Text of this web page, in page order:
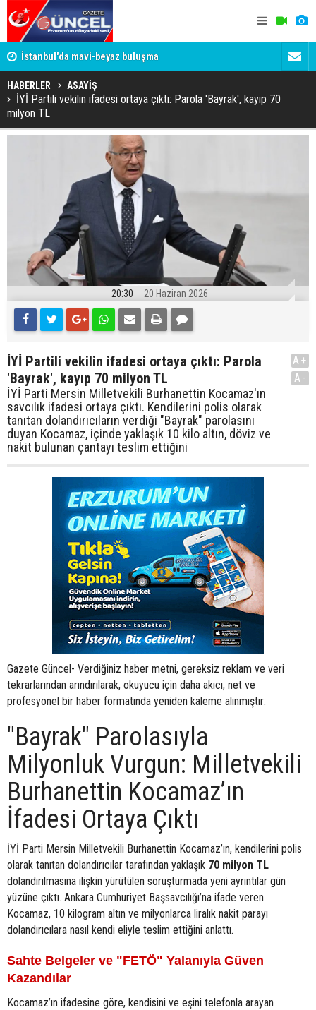
İstanbul'da mavi-beyaz buluşma
HABERLER ASAYİŞ
İYİ Partili vekilin ifadesi ortaya çıktı: Parola 'Bayrak', kayıp 70
milyon TL
20:30 20 Haziran 2026
İYİ Partili vekilin ifadesi ortaya çıktı: Parola
'Bayrak', kayıp 70 milyon TL
İYİ Parti Mersin Milletvekili Burhanettin Kocamaz'ın
savcılık ifadesi ortaya çıktı. Kendilerini polis olarak
tanıtan dolandırıcıların verdiği "Bayrak" parolasını
duyan Kocamaz, içinde yaklaşık 10 kilo altın, döviz ve
nakit bulunan çantayı teslim ettiğini
A+
A-
Gazete Güncel- Verdiğiniz haber metni, gereksiz reklam ve veri
tekrarlarından arındırılarak, okuyucu için daha akıcı, net ve
profesyonel bir haber formatında yeniden kaleme alınmıştır:
"Bayrak" Parolasıyla
Milyonluk Vurgun: Milletvekili
Burhanettin Kocamaz’ın
İfadesi Ortaya Çıktı
İYİ Parti Mersin Milletvekili Burhanettin Kocamaz’ın, kendilerini polis
olarak tanıtan dolandırıcılar tarafından yaklaşık 70 milyon TL
dolandırılmasına ilişkin yürütülen soruşturmada yeni ayrıntılar gün
yüzüne çıktı. Ankara Cumhuriyet Başsavcılığı’na ifade veren
Kocamaz, 10 kilogram altın ve milyonlarca liralık nakit parayı
dolandırıcılara nasıl kendi eliyle teslim ettiğini anlattı.
Sahte Belgeler ve "FETÖ" Yalanıyla Güven
Kazandılar
Kocamaz’ın ifadesine göre, kendisini ve eşini telefonla arayan